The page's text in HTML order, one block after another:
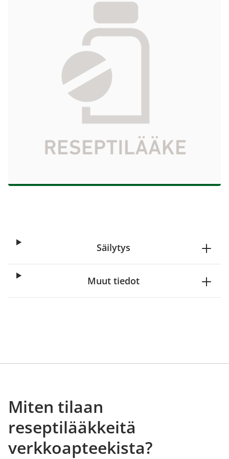
infuusiokonsentraatti, liuosta varten 40
574206
Vaikuttava aine
gemsitabiinihydrokloridi
1 g/25 ml
Sandoz A/S
Tarkista Kela-korvattavuus
Säilytys
Muut tiedot
Miten tilaan
reseptilääkkeitä
verkkoapteekista?